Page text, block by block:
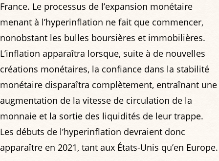
France. Le processus de l’expansion monétaire
menant à l’hyperinflation ne fait que commencer,
nonobstant les bulles boursières et immobilières.
L’inflation apparaîtra lorsque, suite à de nouvelles
créations monétaires, la confiance dans la stabilité
monétaire disparaîtra complètement, entraînant une
augmentation de la vitesse de circulation de la
monnaie et la sortie des liquidités de leur trappe.
Les débuts de l’hyperinflation devraient donc
apparaître en 2021, tant aux États-Unis qu’en Europe.